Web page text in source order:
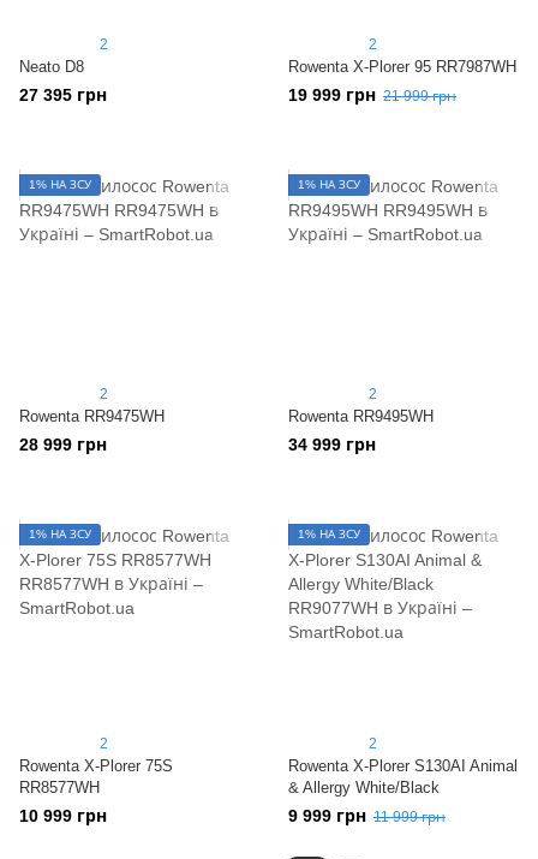
2
Neato D8
27 395 грн
2
Rowenta X-Plorer 95 RR7987WH
19 999 грн 21 999 грн
1% НА ЗСУ
2
Rowenta RR9475WH
28 999 грн
1% НА ЗСУ
2
Rowenta RR9495WH
34 999 грн
1% НА ЗСУ
2
Rowenta X-Plorer 75S
RR8577WH
10 999 грн
1% НА ЗСУ
2
Rowenta X-Plorer S130AI Animal
& Allergy White/Black
9 999 грн 11 999 грн